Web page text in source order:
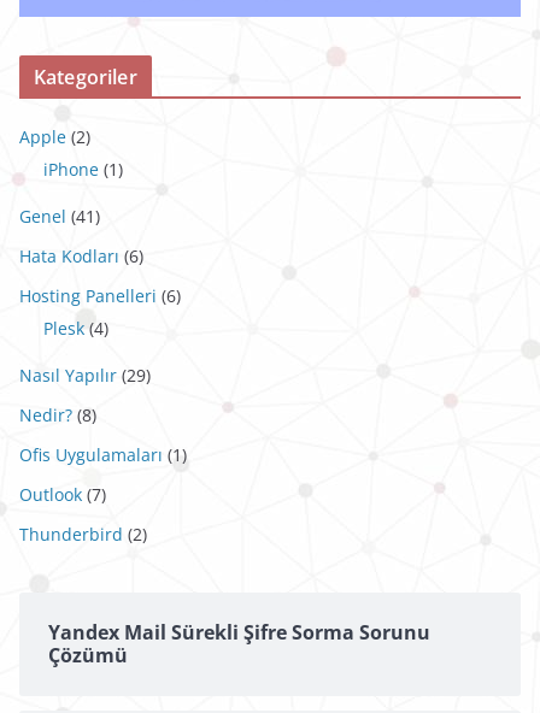
Kategoriler
Apple (2)
iPhone (1)
Genel (41)
Hata Kodları (6)
Hosting Panelleri (6)
Plesk (4)
Nasıl Yapılır (29)
Nedir? (8)
Ofis Uygulamaları (1)
Outlook (7)
Thunderbird (2)
Yandex Mail Sürekli Şifre Sorma Sorunu
Çözümü